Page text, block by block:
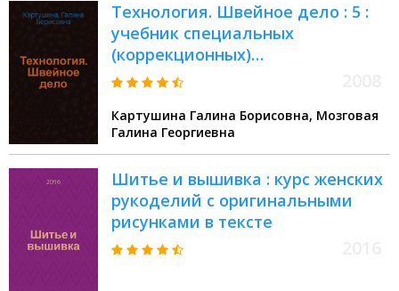
Технология. Швейное дело : 5 :
учебник специальных
(коррекционных)
образовательных учреждений
Картушина Галина Борисовна, Мозговая
Галина Георгиевна
Шитье и вышивка : курс женских
рукоделий с оригинальными
рисунками в тексте